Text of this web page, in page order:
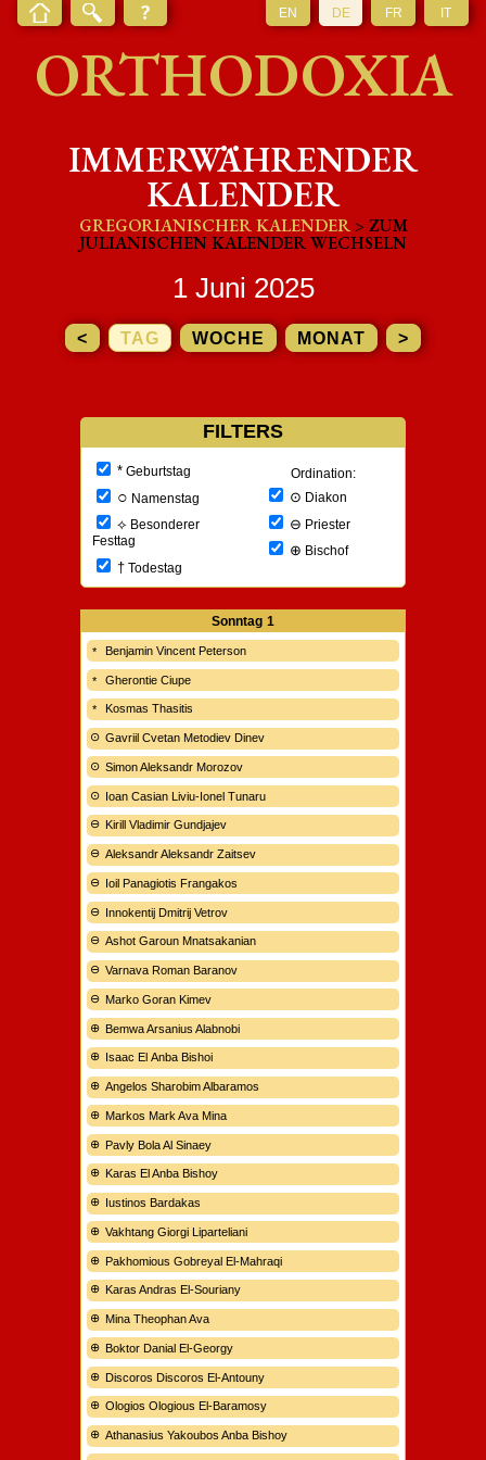
EN DE FR IT
ORTHODOXIA
IMMERWÄHRENDER
KALENDER
GREGORIANISCHER KALENDER > ZUM
JULIANISCHEN KALENDER WECHSELN
1 Juni 2025
< TAG WOCHE MONAT >
FILTERS
*Geburtstag
○ Namenstag
⟡ Besonderer
Festtag
†Todestag
Ordination:
⊙ Diakon
⊖ Priester
⊕ Bischof
Sonntag 1
Benjamin Vincent Peterson
Gherontie Ciupe
Kosmas Thasitis
Gavriil Cvetan Metodiev Dinev
Simon Aleksandr Morozov
Ioan Casian Liviu-Ionel Tunaru
Kirill Vladimir Gundjajev
Aleksandr Aleksandr Zaitsev
Ioil Panagiotis Frangakos
Innokentij Dmitrij Vetrov
Ashot Garoun Mnatsakanian
Varnava Roman Baranov
Marko Goran Kimev
Bemwa Arsanius Alabnobi
Isaac El Anba Bishoi
Angelos Sharobim Albaramos
Markos Mark Ava Mina
Pavly Bola Al Sinaey
Karas El Anba Bishoy
Iustinos Bardakas
Vakhtang Giorgi Liparteliani
Pakhomious Gobreyal El-Mahraqi
Karas Andras El-Souriany
Mina Theophan Ava
Boktor Danial El-Georgy
Discoros Discoros El-Antouny
Ologios Ologious El-Baramosy
Athanasius Yakoubos Anba Bishoy